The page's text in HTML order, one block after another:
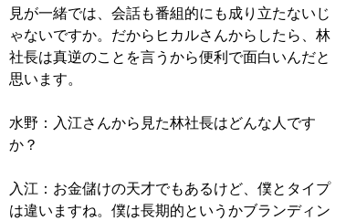
見が一緒では、会話も番組的にも成り立たないじ
ゃないですか。だからヒカルさんからしたら、林
社長は真逆のことを言うから便利で面白いんだと
思います。
水野：入江さんから見た林社長はどんな人です
か？
入江：お金儲けの天才でもあるけど、僕とタイプ
は違いますね。僕は長期的というかブランディン